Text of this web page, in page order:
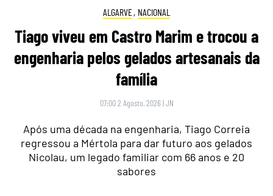
ALGARVE, NACIONAL
Tiago viveu em Castro Marim e trocou a
engenharia pelos gelados artesanais da
família
07:00 2 Agosto, 2026 |JN
Após uma década na engenharia, Tiago Correia
regressou a Mértola para dar futuro aos gelados
Nicolau, um legado familiar com 66 anos e 20
sabores